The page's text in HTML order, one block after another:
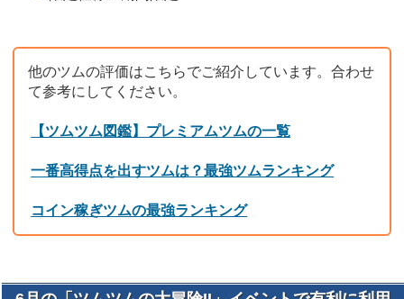
他のツムの評価はこちらでご紹介しています。合わせ
て参考にしてください。
【ツムツム図鑑】プレミアムツムの一覧
一番高得点を出すツムは？最強ツムランキング
コイン稼ぎツムの最強ランキング